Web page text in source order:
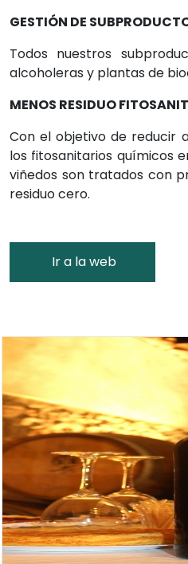
GESTIÓN DE
Todos nuestros
alcoholeras y plantas de
MENOS RESIDUO
Con el objetivo de reducir
los fitosanitarios químicos
viñedos son tratados con
residuo cero.
Ir a la web